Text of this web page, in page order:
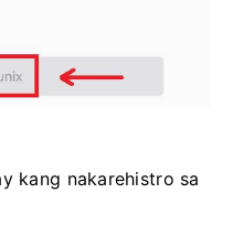
kang nakarehistro sa